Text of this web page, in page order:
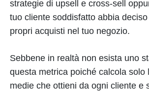
strategie di upsell e cross-sell
tuo cliente soddisfatto abbia
propri acquisti nel tuo negozio.
Sebbene in realtà non esista uno
questa metrica poiché calcola solo
medie che ottieni da ogni cliente e